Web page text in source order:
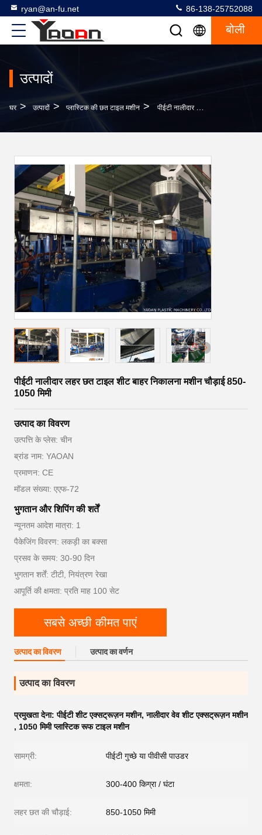
ryan@an-fu.net 86-138-25752088
बोली
उत्पादों
घर > उत्पादों > प्लास्टिक की छत टाइल मशीन > पीईटी नालीदार लहर छत टाइल शीट बाहर निकालना मशीन चौड़ाई 850-1050 मिमी
पीईटी नालीदार लहर छत टाइल शीट बाहर निकालना मशीन चौड़ाई 850-
1050 मिमी
उत्पाद का विवरण
उत्पत्ति के प्लेस: चीन
ब्रांड नाम: YAOAN
प्रमाणन: CE
मॉडल संख्या: एएफ-72
भुगतान और शिपिंग की शर्तें
न्यूनतम आदेश मात्रा: 1
पैकेजिंग विवरण: लकड़ी का बक्सा
प्रसव के समय: 30-90 दिन
भुगतान शर्तें: टीटी, नियंत्रण रेखा
आपूर्ति की क्षमता: प्रति माह 100 सेट
सबसे अच्छी कीमत पाएं
उत्पाद का विवरण उत्पाद का वर्णन
उत्पाद का विवरण
प्रमुखता देना:पीईटी शीट एक्सट्रूज़न मशीन,नालीदार वेव शीट एक्सट्रूज़न मशीन
, 1050 मिमी प्लास्टिक रूफ टाइल मशीन
सामग्री: पीईटी गुच्छे या पीवीसी पाउडर
क्षमता: 300-400 किग्रा / घंटा
लहर छत की चौड़ाई: 850-1050 मिमी